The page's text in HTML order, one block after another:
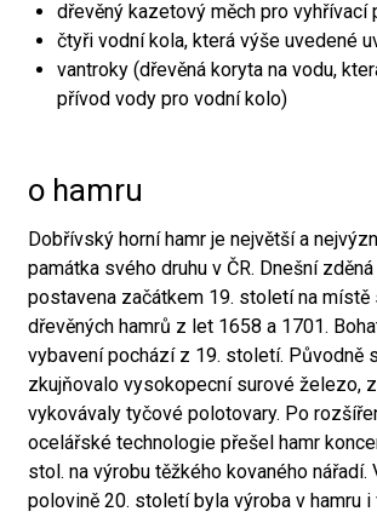
dřevěný kazetový měch pro vyhřívací
čtyři vodní kola, která výše uvedené
vantroky (dřevěná koryta na vodu,
přívod vody pro vodní kolo)
o hamru
Dobřívský horní hamr je největší a
památka svého druhu v ČR. Dnešní
postavena začátkem 19. století na místě
dřevěných hamrů z let 1658 a 1701.
vybavení pochází z 19. století. Původně
zkujňovalo vysokopecní surové železo,
vykovávaly tyčové polotovary. Po
ocelářské technologie přešel hamr
stol. na výrobu těžkého kovaného nářadí.
polovině 20. století byla výroba v hamru i